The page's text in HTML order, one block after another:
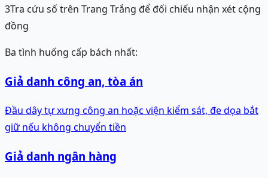
3Tra cứu số trên Trang Trắng để đối chiếu nhận xét cộng
đồng
Ba tình huống cấp bách nhất:
Giả danh công an, tòa án
Đầu dây tự xưng công an hoặc viện kiểm sát, đe dọa bắt
giữ nếu không chuyển tiền
Giả danh ngân hàng